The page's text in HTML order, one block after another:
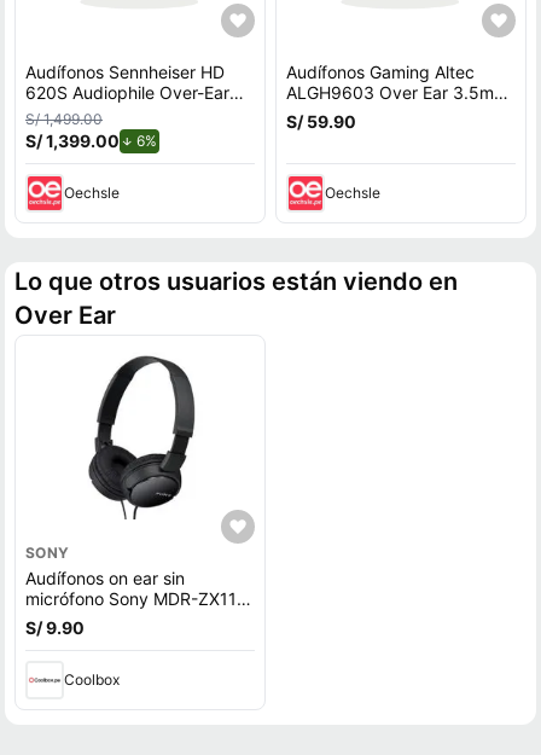
Audífonos Sennheiser HD
620S Audiophile Over-Ear
Black
S/ 1,499.00
S/ 1,399.00 6%
Oechsle
Audífonos Gaming Altec
ALGH9603 Over Ear 3.5mm
- Negro
S/ 59.90
Oechsle
Lo que otros usuarios están viendo en
Over Ear
SONY
Audífonos on ear sin
micrófono Sony MDR-ZX110
diseño plegable giratorio,
conector 3.5 mm, negro
S/ 9.90
Coolbox